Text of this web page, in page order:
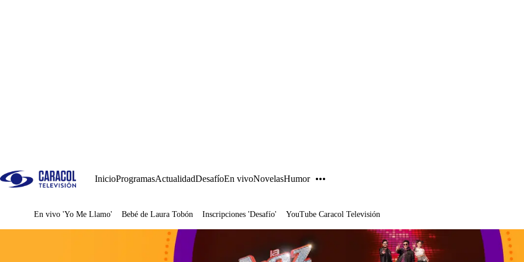
InicioProgramasActualidadDesafíoEn vivoNovelasHumor
Juegos
En vivo 'Yo Me Llamo' Bebé de Laura Tobón Inscripciones 'Desafío' YouTube Caracol Televisión